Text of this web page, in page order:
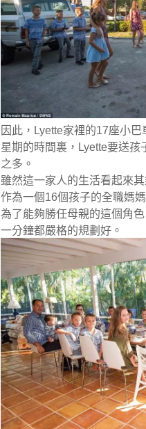
因此，Lyette家裡的17座小
星期的時間裏，Lyette要送
之多。
雖然這一家人的生活看起來
作為一個16個孩子的全職媽
為了能夠勝任母親的這個角
一分鐘都嚴格的規劃好。